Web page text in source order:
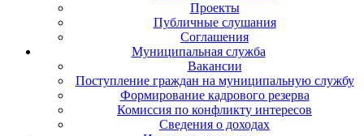
Проекты
Публичные слушания
Соглашения
Муниципальная служба
Вакансии
Поступление граждан на муниципальную службу
Формирование кадрового резерва
Комиссия по конфликту интересов
Сведения о доходах